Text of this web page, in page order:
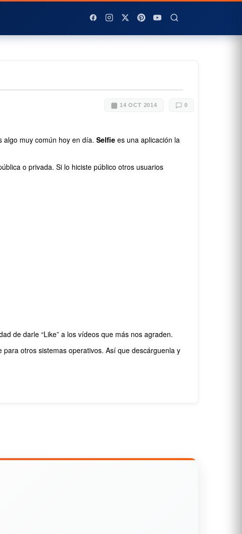
14 OCT 2014 0
algo muy común hoy en día. Selfie es una aplicación la
o privada. Si lo hiciste público otros usuarios
de darle “Like” a los vídeos que más nos agraden.
otros sistemas operativos. Así que descárguenla y